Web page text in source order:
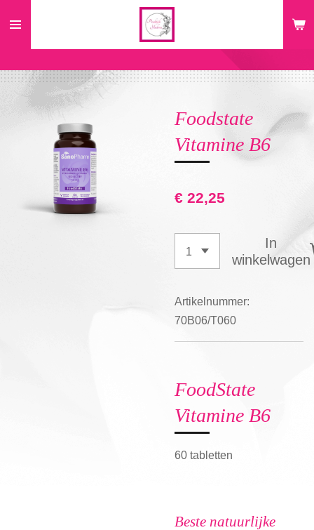
de
hoofdinhoud
Foodstate
Vitamine B6
€ 22,25
In
winkelwagen
Artikelnummer:
70B06/T060
FoodState
Vitamine B6
60 tabletten
Beste natuurlijke